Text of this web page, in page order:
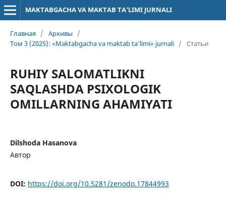
MAKTABGACHA VA MAKTAB TA’LIMI JURNALI
Главная / Архивы
/
Том 3 (2025): «Maktabgacha va maktab ta’limi» jurnali / Статьи
RUHIY SALOMATLIKNI
SAQLASHDA PSIXOLOGIK
OMILLARNING AHAMIYATI
Dilshoda Hasanova
Автор
DOI: https://doi.org/10.5281/zenodo.17844993